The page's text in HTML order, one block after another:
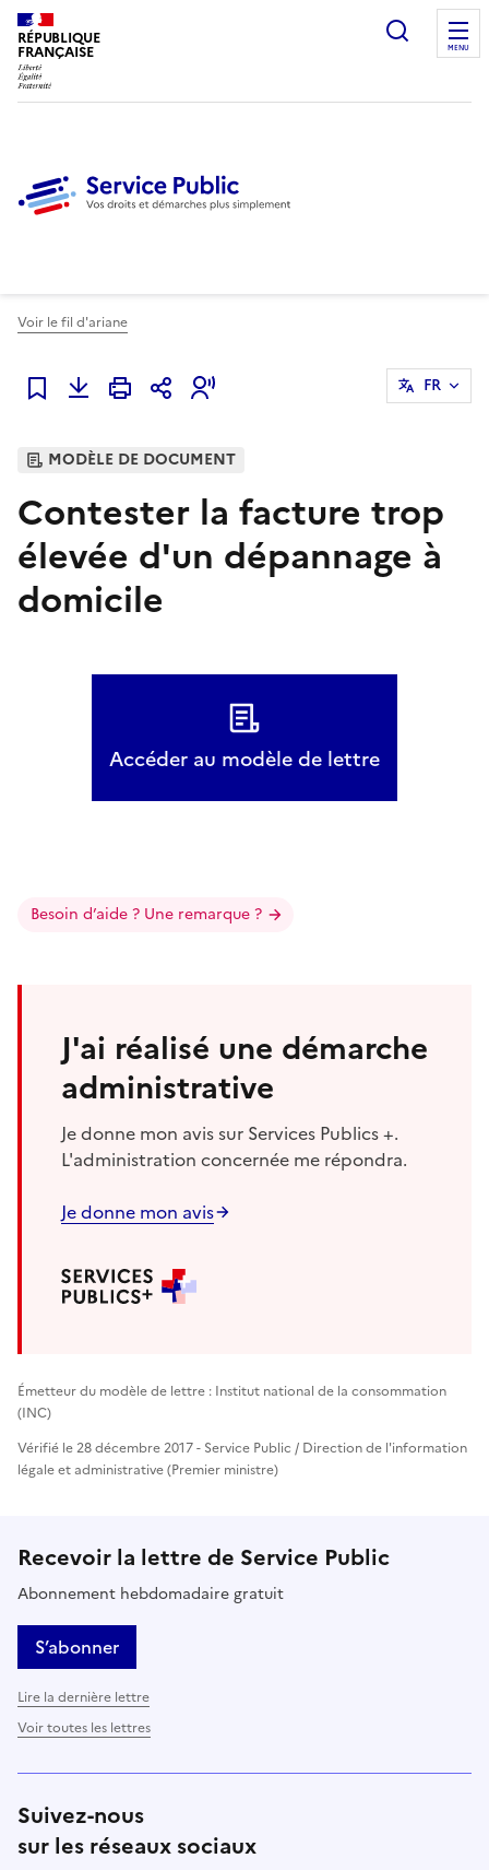
RÉPUBLIQUE
FRANÇAISE
Ouvrir
MENU
Voir le fil d'ariane
Ajouter à mes favoris
FR
MODÈLE DE DOCUMENT
Contester la facture trop
élevée d'un dépannage à
domicile
Accéder au modèle de lettre
Besoin d’aide ? Une remarque ?
J'ai réalisé une démarche
administrative
Je donne mon avis sur Services Publics +.
L'administration concernée me répondra.
Je donne mon avis
Émetteur du modèle de lettre : Institut national de la consommation
(INC)
Vérifié le 28 décembre 2017 - Service Public / Direction de l'information
légale et administrative (Premier ministre)
Recevoir la lettre de Service Public
Abonnement hebdomadaire gratuit
S’abonner
Lire la dernière lettre
Voir toutes les lettres
Suivez-nous
sur les réseaux sociaux